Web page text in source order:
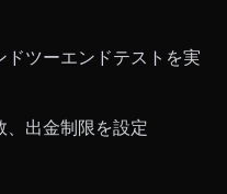
ツーエンドテストを実
、出金制限を設定